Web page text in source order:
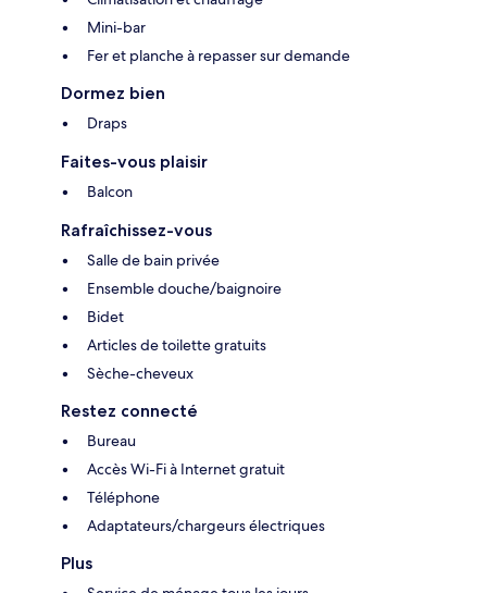
Mini-bar
Fer et planche à repasser sur demande
Dormez bien
Draps
Faites-vous plaisir
Balcon
Rafraîchissez-vous
Salle de bain privée
Ensemble douche/baignoire
Bidet
Articles de toilette gratuits
Sèche-cheveux
Restez connecté
Bureau
Accès Wi-Fi à Internet gratuit
Téléphone
Adaptateurs/chargeurs électriques
Plus